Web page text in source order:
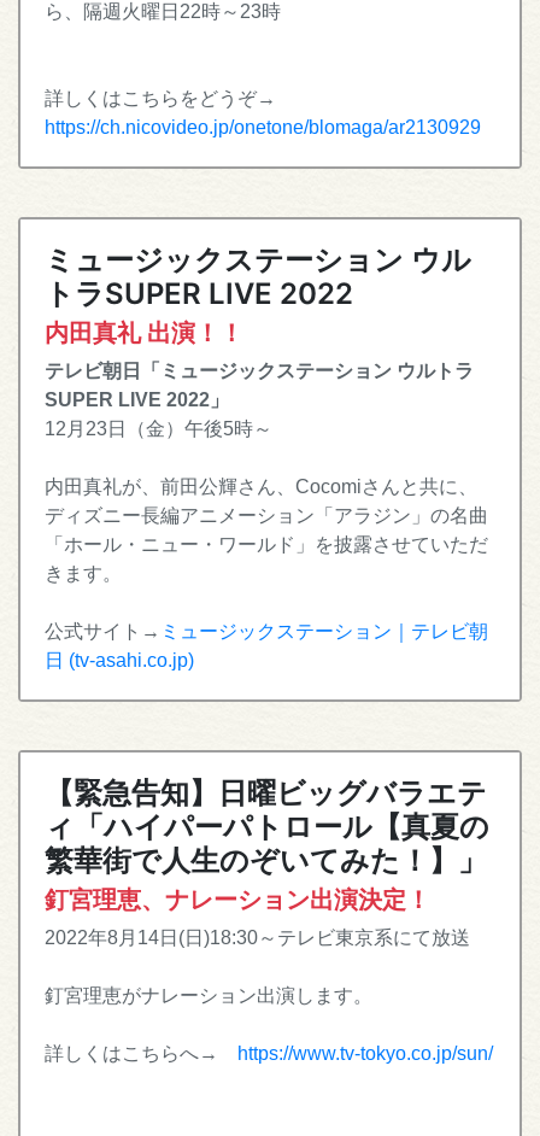
ら、隔週火曜日22時～23時
詳しくはこちらをどうぞ→
https://ch.nicovideo.jp/onetone/blomaga/ar2130929
ミュージックステーション ウル
トラSUPER LIVE 2022
内田真礼 出演！！
テレビ朝日「ミュージックステーション ウルトラ
SUPER LIVE 2022」
12月23日（金）午後5時～
内田真礼が、前田公輝さん、Cocomiさんと共に、
ディズニー長編アニメーション「アラジン」の名曲
「ホール・ニュー・ワールド」を披露させていただ
きます。
公式サイト→ ミュージックステーション｜テレビ朝
日 (tv-asahi.co.jp)
【緊急告知】日曜ビッグバラエテ
ィ「ハイパーパトロール【真夏の
繁華街で人生のぞいてみた！】」
釘宮理恵、ナレーション出演決定！
2022年8月14日(日)18:30～テレビ東京系にて放送
釘宮理恵がナレーション出演します。
詳しくはこちらへ→ https://www.tv-tokyo.co.jp/sun/